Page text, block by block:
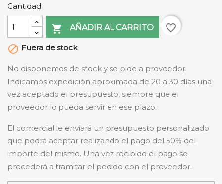
Cantidad
 AÑADIR AL CARRITO
favorite_border
 Fuera de stock
No disponemos de stock y se pide a proveedor.
Indicamos expedición aproximada de 20 a 30 días una
vez aceptado el presupuesto, siempre que el
proveedor lo pueda servir en ese plazo.
El comercial le enviará un presupuesto personalizado
que podrá aceptar realizando el pago del 50% del
importe del mismo. Una vez recibido el pago se
procederá a tramitar el pedido con el proveedor.